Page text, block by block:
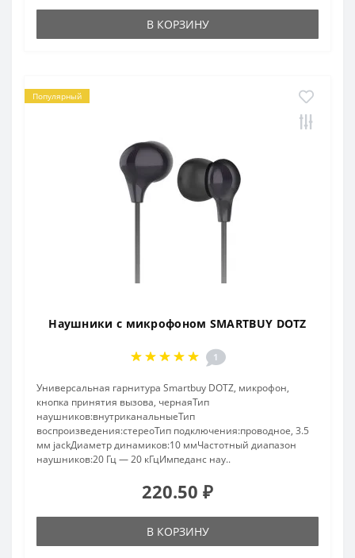
В КОРЗИНУ
Популярный
Наушники с микрофоном SMARTBUY DOTZ
1
Универсальная гарнитура Smartbuy DOTZ, микрофон,
кнопка принятия вызова, чернаяТип
наушников:внутриканальныеТип
воспроизведения:стереоТип подключения:проводное, 3.5
мм jackДиаметр динамиков:10 ммЧастотный диапазон
наушников:20 Гц — 20 кГцИмпеданс нау..
220.50 ₽
В КОРЗИНУ